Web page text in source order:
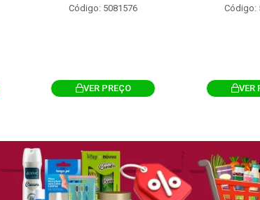
Código: 5081576
VER PREÇO
Código:
VER